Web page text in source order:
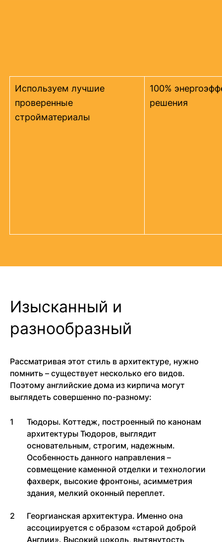
Используем лучшие
проверенные
стройматериалы
100%
решения
Изысканный и
разнообразный
Рассматривая этот стиль в архитектуре, нужно
помнить – существует несколько его видов.
Поэтому английские дома из кирпича могут
выглядеть совершенно по-разному:
Тюдоры. Коттедж, построенный по канонам
архитектуры Тюдоров, выглядит
основательным, строгим, надежным.
Особенность данного направления –
совмещение каменной отделки и технологии
фахверк, высокие фронтоны, асимметрия
здания, мелкий оконный переплет.
Георгианская архитектура. Именно она
ассоциируется с образом «старой доброй
Англии». Высокий цоколь, вытянутость